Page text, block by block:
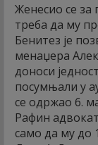
Женесио се за
треба да му
Бенитез је
менаџера
доноси
посумњали у
се одржао 6.
Рафин
само да му до